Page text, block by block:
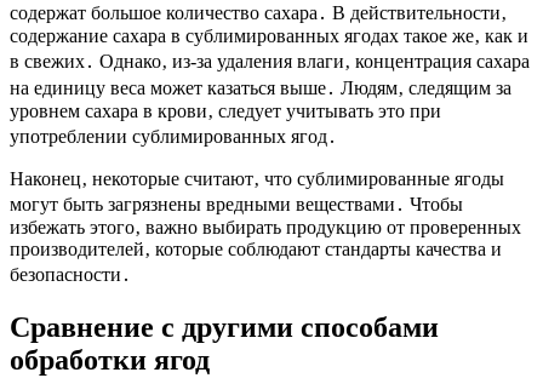
содержат большое количество сахара․ В действительности‚
содержание сахара в сублимированных ягодах такое же‚ как и
в свежих․ Однако‚ из-за удаления влаги‚ концентрация сахара
на единицу веса может казаться выше․ Людям‚ следящим за
уровнем сахара в крови‚ следует учитывать это при
употреблении сублимированных ягод․
Наконец‚ некоторые считают‚ что сублимированные ягоды
могут быть загрязнены вредными веществами․ Чтобы
избежать этого‚ важно выбирать продукцию от проверенных
производителей‚ которые соблюдают стандарты качества и
безопасности․
Сравнение с другими способами
обработки ягод